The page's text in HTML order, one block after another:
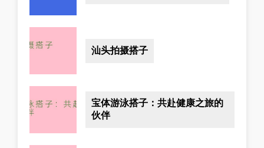
汕头拍摄搭子
宝体游泳搭子：共赴健康之旅的
伙伴